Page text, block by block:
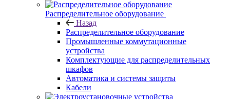
Распределительное оборудование
Назад
Распределительное оборудование
Промышленные коммутационные
устройства
Комплектующие для распределительных
шкафов
Автоматика и системы защиты
Кабели